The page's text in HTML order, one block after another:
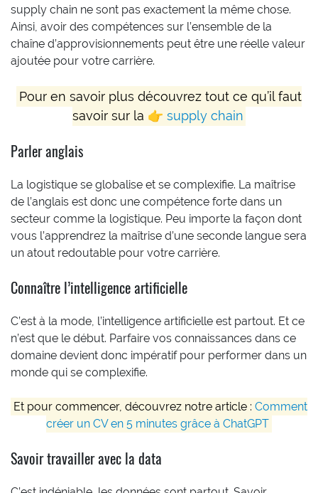
supply chain ne sont pas exactement la même chose.
Ainsi, avoir des compétences sur l’ensemble de la
chaîne d’approvisionnements peut être une réelle valeur
ajoutée pour votre carrière.
Pour en savoir plus découvrez tout ce qu’il faut
savoir sur la 👉 supply chain
Parler anglais
La logistique se globalise et se complexifie. La maîtrise
de l’anglais est donc une compétence forte dans un
secteur comme la logistique. Peu importe la façon dont
vous l’apprendrez la maîtrise d’une seconde langue sera
un atout redoutable pour votre carrière.
Connaître l’intelligence artificielle
C’est à la mode, l’intelligence artificielle est partout. Et ce
n’est que le début. Parfaire vos connaissances dans ce
domaine devient donc impératif pour performer dans un
monde qui se complexifie.
Et pour commencer, découvrez notre article : Comment
créer un CV en 5 minutes grâce à ChatGPT
Savoir travailler avec la data